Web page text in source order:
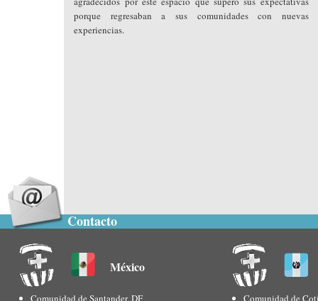
porque regresaban a sus comunidades con nuevas
experiencias.
Contacto
México
Comunidad de Santander, DF Comunidad de